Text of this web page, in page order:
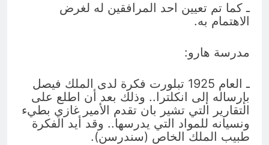
ـ كما تم تعيين احد المرافقين له لغرض
الاهتمام به.
مدرسة هارو:
ـ العام 1925 تبلورت فكرة لدى الملك فيصل
بإرساله إلى انكلترا.. وذلك بعد أن اطلع على
التقارير التي تشير بان تقدم الأمير غازي بطيء
ونسيانه للمواد التي يدرسها.. وقد أيد الفكرة
طبيب الملك الخاص (سندرسن).